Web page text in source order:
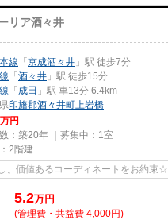
リア酒々井
線 「京成酒々井 」駅 徒歩7分
「酒々井 」駅 徒歩15分
「成田 」駅 車13分 6.4km
印旛郡酒々井町 上岩橋
万円
：築20年 ｜募集中： 1室
2階建
、価値あるコーディネートをお約束☆
5.2万円
(管理費・共益費 4,000円)